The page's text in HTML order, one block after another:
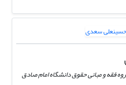
فقه و مبانی حقوق دانشگاه امام صادق